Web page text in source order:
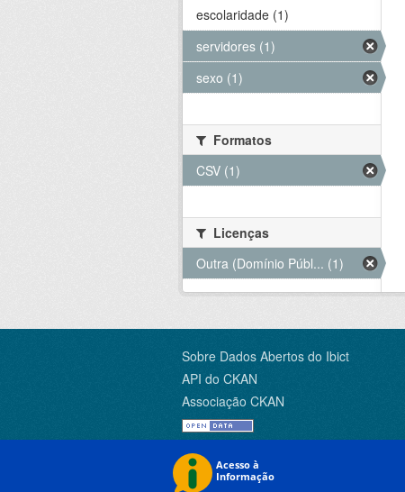
escolaridade (1)
servidores (1)
sexo (1)
Formatos
CSV (1)
Licenças
Outra (Domínio Públ... (1)
Sobre Dados Abertos do Ibict
API do CKAN
Associação CKAN